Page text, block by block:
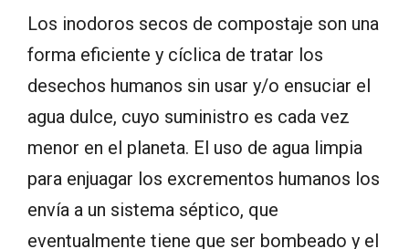
Los inodoros secos de compostaje son una
forma eficiente y cíclica de tratar los
desechos humanos sin usar y/o ensuciar el
agua dulce, cuyo suministro es cada vez
menor en el planeta. El uso de agua limpia
para enjuagar los excrementos humanos los
envía a un sistema séptico, que
eventualmente tiene que ser bombeado y el